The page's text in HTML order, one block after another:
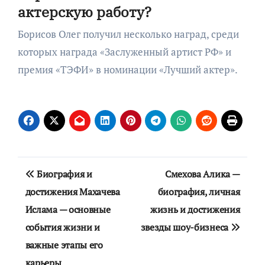
актерскую работу?
Борисов Олег получил несколько наград, среди
которых награда «Заслуженный артист РФ» и
премия «ТЭФИ» в номинации «Лучший актер».
Навигация
по
записям
Биография и
достижения Махачева
Ислама — основные
события жизни и
важные этапы его
карьеры
Смехова Алика —
биография, личная
жизнь и достижения
звезды шоу-бизнеса